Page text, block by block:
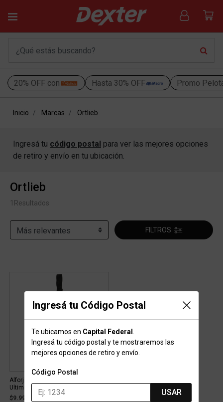
20% OFF con Hasta 30% OFF Promo
Ingresá tu Código Postal
Te ubicamos en Capital Federal
Ingresá tu código postal y te mostraremos las
mejores opciones de retiro y envío.
Código Postal
USAR
Inicio Marcas Ortlieb
Ingresá tu código postal para ver las mejores opciones
de retiro y envío en tu ubicación.
Ortlieb
1 Resultados
FILTROS
Alforja Ortlieb Mobile Guide For
Ultimate
$9.999